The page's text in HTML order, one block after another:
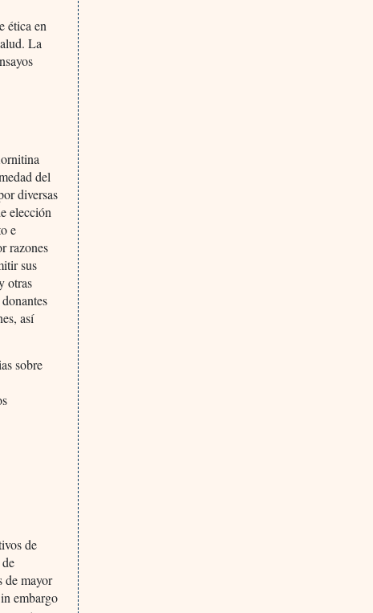
ética en
La
del
diversas
elección
e
razones
sus
otras
así
sobre
de
de mayor
embargo